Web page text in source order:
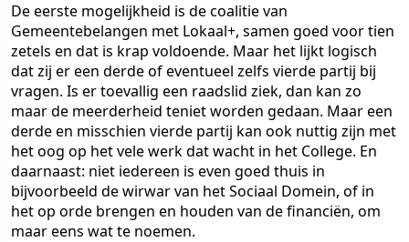
De eerste mogelijkheid is de coalitie van
Gemeentebelangen met Lokaal+, samen goed voor tien
zetels en dat is krap voldoende. Maar het lijkt logisch
dat zij er een derde of eventueel zelfs vierde partij bij
vragen. Is er toevallig een raadslid ziek, dan kan zo
maar de meerderheid teniet worden gedaan. Maar een
derde en misschien vierde partij kan ook nuttig zijn met
het oog op het vele werk dat wacht in het College. En
daarnaast: niet iedereen is even goed thuis in
bijvoorbeeld de wirwar van het Sociaal Domein, of in
het op orde brengen en houden van de financiën, om
maar eens wat te noemen.